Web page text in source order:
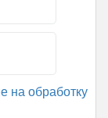
на обработку